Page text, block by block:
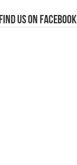
Find us on Facebook